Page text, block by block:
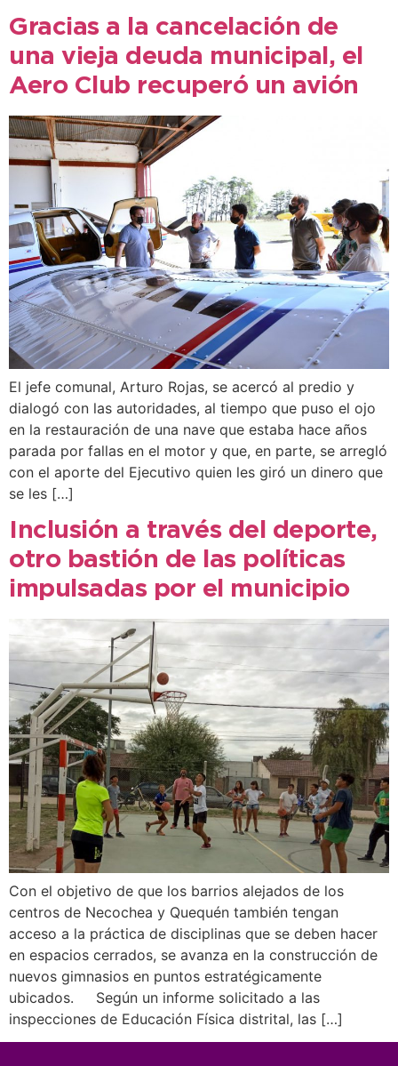
Gracias a la cancelación de
una vieja deuda municipal, el
Aero Club recuperó un avión
El jefe comunal, Arturo Rojas, se acercó al predio y
dialogó con las autoridades, al tiempo que puso el ojo
en la restauración de una nave que estaba hace años
parada por fallas en el motor y que, en parte, se arregló
con el aporte del Ejecutivo quien les giró un dinero que
se les […]
Inclusión a través del deporte,
otro bastión de las políticas
impulsadas por el municipio
Con el objetivo de que los barrios alejados de los
centros de Necochea y Quequén también tengan
acceso a la práctica de disciplinas que se deben hacer
en espacios cerrados, se avanza en la construcción de
nuevos gimnasios en puntos estratégicamente
ubicados. Según un informe solicitado a las
inspecciones de Educación Física distrital, las […]